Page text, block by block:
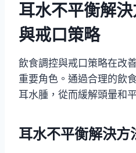
耳水不平衡解
與戒口策略
飲食調控與戒口策略在改
重要角色。通過合理的飲
耳水腫，從而緩解頭暈和
耳水不平衡解決方